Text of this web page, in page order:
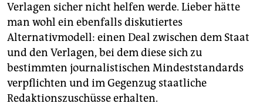
Verlagen sicher nicht helfen werde. Lieber hätte
man wohl ein ebenfalls diskutiertes
Alternativmodell: einen Deal zwischen dem Staat
und den Verlagen, bei dem diese sich zu
bestimmten journalistischen Mindeststandards
verpflichten und im Gegenzug staatliche
Redaktionszuschüsse erhalten.